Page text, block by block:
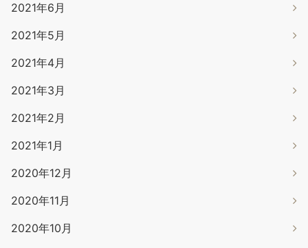
2021年6月
2021年5月
2021年4月
2021年3月
2021年2月
2021年1月
2020年12月
2020年11月
2020年10月